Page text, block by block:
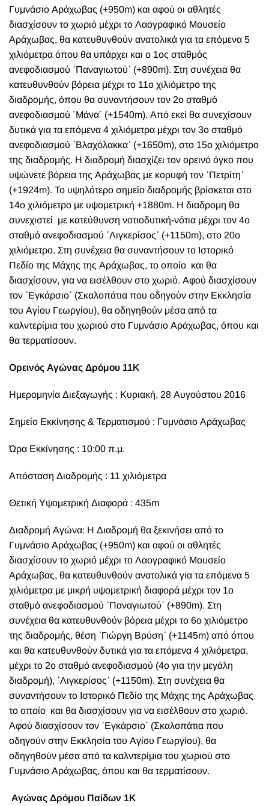
Γυμνάσιο Αράχωβας (+950m) και αφού οι αθλητές
διασχίσουν το χωριό μέχρι το Λαογραφικό Μουσείο
Αράχωβας, θα κατευθυνθούν ανατολικά για τα επόμενα 5
χιλιόμετρα όπου θα υπάρχει και ο 1ος σταθμός
ανεφοδιασμού ᾽Παναγιωτού᾽ (+890m). Στη συνέχεια θα
κατευθυνθούν βόρεια μέχρι το 11ο χιλιόμετρο της
διαδρομής, όπου θα συναντήσουν τον 2ο σταθμό
ανεφοδιασμού ´Μάνα´ (+1540m). Από εκεί θα συνεχίσουν
δυτικά για τα επόμενα 4 χιλιόμετρα μέχρι τον 3ο σταθμό
ανεφοδιασμού ᾽Βλαχόλακκα᾽ (+1650m), στο 15ο χιλιόμετρο
της διαδρομής. Η διαδρομή διασχίζει τον ορεινό όγκο που
υψώνετε βόρεια της Αράχωβας με κορυφή τον ᾽Πετρίτη᾽
(+1924m). Το υψηλότερο σημείο διαδρομής βρίσκεται στο
14ο χιλιόμετρο με υψομετρική +1880m. Η διαδρομη θα
συνεχιστεί με κατεύθυνση νοτιοδυτική-νότια μέχρι τον 4ο
σταθμό ανεφοδιασμού ᾽Λιγκερίσος᾽ (+1150m), στο 20ο
χιλιόμετρο. Στη συνέχεια θα συναντήσουν το Ιστορικό
Πεδίο της Μάχης της Αράχωβας, το οποίο και θα
διασχίσουν, για να εισέλθουν στο χωριό. Αφού διασχίσουν
τον ᾽Εγκάρσιο᾽ (Σκαλοπάτια που οδηγούν στην Εκκλησία
του Αγίου Γεωργίου), θα οδηγηθούν μέσα από τα
καλντερίμια του χωριού στο Γυμνάσιο Αράχωβας, όπου και
θα τερματίσουν.
Ορεινός Αγώνας Δρόμου 11Κ
Ημερομηνία Διεξαγωγής : Κυριακή, 28 Αυγούστου 2016
Σημείο Εκκίνησης & Τερματισμού : Γυμνάσιο Αράχωβας
Ώρα Εκκίνησης : 10:00 π.μ.
Απόσταση Διαδρομής : 11 χιλιόμετρα
Θετική Υψομετρική Διαφορά : 435m
Διαδρομή Αγώνα: Η Διαδρομή θα ξεκινήσει από το
Γυμνάσιο Αράχωβας (+950m) και αφού οι αθλητές
διασχίσουν το χωριό μέχρι το Λαογραφικό Μουσείο
Αράχωβας, θα κατευθυνθούν ανατολικά για τα επόμενα 5
χιλιόμετρα με μικρή υψομετρική διαφορά μέχρι τον 1ο
σταθμό ανεφοδιασμού ᾽Παναγιωτού᾽ (+890m). Στη
συνέχεια θα κατευθυνθούν βόρεια μέχρι το 6ο χιλιόμετρο
της διαδρομής, θέση ᾽Γιώργη Βρύση᾽ (+1145m) από όπου
και θα κατευθυνθούν δυτικά για τα επόμενα 4 χιλιόμετρα,
μέχρι το 2ο σταθμό ανεφοδιασμού (4ο για την μεγάλη
διαδρομή), ᾽Λιγκερίσος᾽ (+1150m). Στη συνέχεια θα
συναντήσουν το Ιστορικό Πεδίο της Μάχης της Αράχωβας
το οποίο και θα διασχίσουν για να εισέλθουν στο χωριό.
Αφού διασχίσουν τον ᾽Εγκάρσιο᾽ (Σκαλοπάτια που
οδηγούν στην Εκκλησία του Αγίου Γεωργίου), θα
οδηγηθούν μέσα από τα καλντερίμια του χωριού στο
Γυμνάσιο Αράχωβας, όπου και θα τερματίσουν.
Αγώνας Δρόμου Παίδων 1Κ